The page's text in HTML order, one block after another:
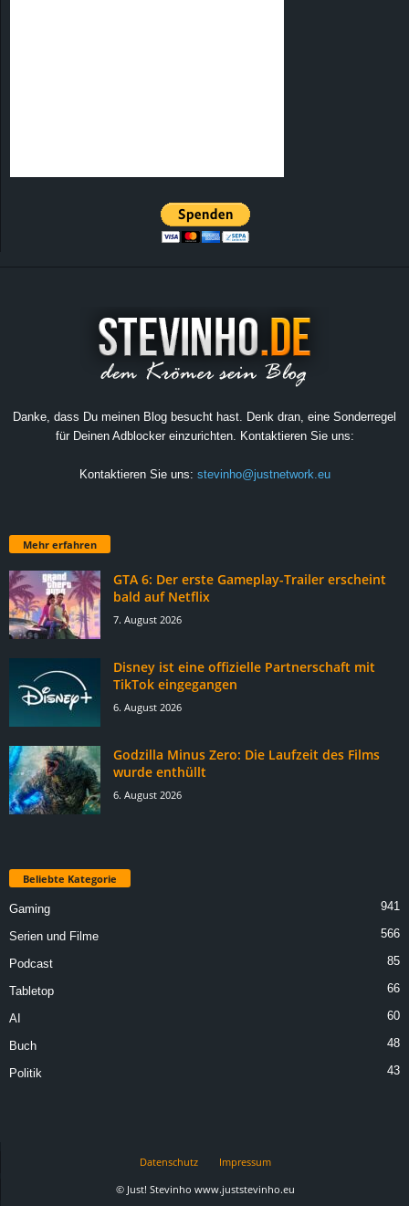
Danke, dass Du meinen Blog besucht hast. Denk dran, eine Sonderregel
für Deinen Adblocker einzurichten. Kontaktieren Sie uns:
Kontaktieren Sie uns: stevinho@justnetwork.eu
Mehr erfahren
GTA 6: Der erste Gameplay-Trailer erscheint
bald auf Netflix
7. August 2026
Disney ist eine offizielle Partnerschaft mit
TikTok eingegangen
6. August 2026
Godzilla Minus Zero: Die Laufzeit des Films
wurde enthüllt
6. August 2026
Beliebte Kategorie
Gaming 941
Serien und Filme 566
Podcast 85
Tabletop 66
AI 60
Buch 48
Politik 43
Datenschutz
Impressum
© Just! Stevinho www.juststevinho.eu